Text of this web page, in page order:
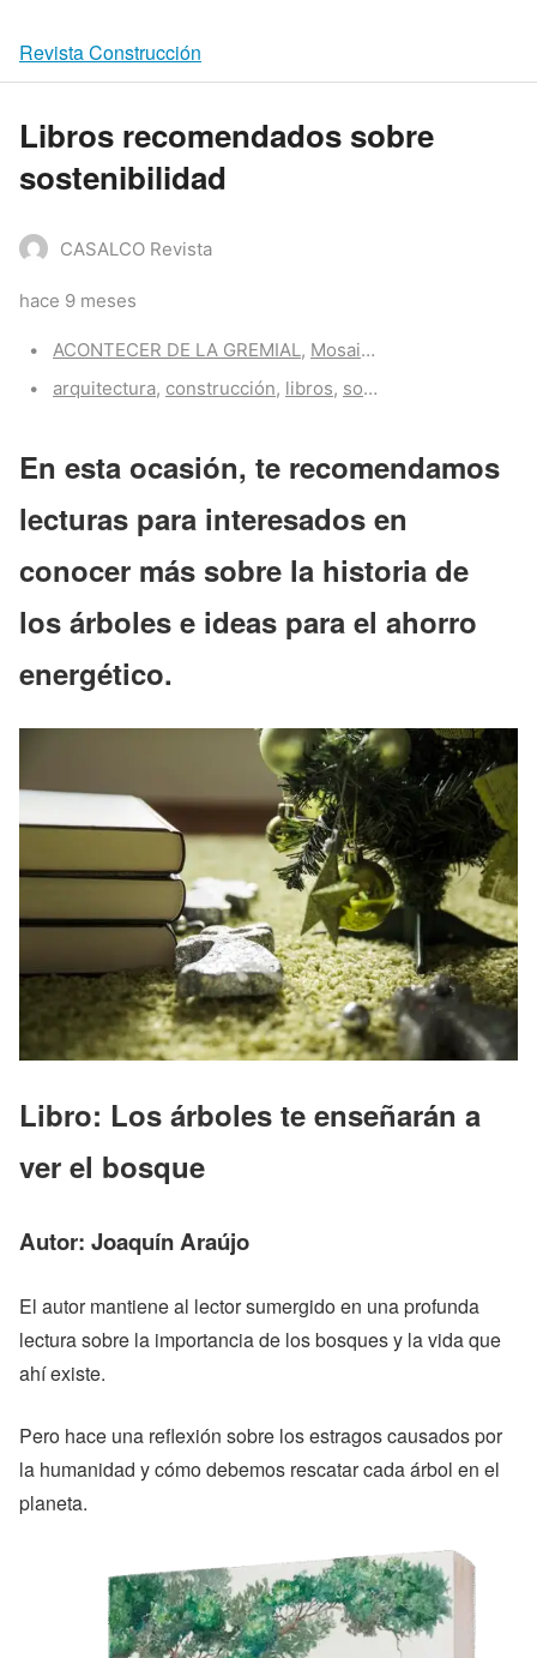
Revista Construcción
Libros recomendados sobre
sostenibilidad
CASALCO Revista
hace 9 meses
Categories:
ACONTECER DE LA GREMIAL, Mosaico
Tags:
arquitectura, construcción, libros, sostenibilidad
En esta ocasión, te recomendamos
lecturas para interesados en
conocer más sobre la historia de
los árboles e ideas para el ahorro
energético.
Libro: Los árboles te enseñarán a
ver el bosque
Autor: Joaquín Araújo
El autor mantiene al lector sumergido en una profunda
lectura sobre la importancia de los bosques y la vida que
ahí existe.
Pero hace una reflexión sobre los estragos causados por
la humanidad y cómo debemos rescatar cada árbol en el
planeta.